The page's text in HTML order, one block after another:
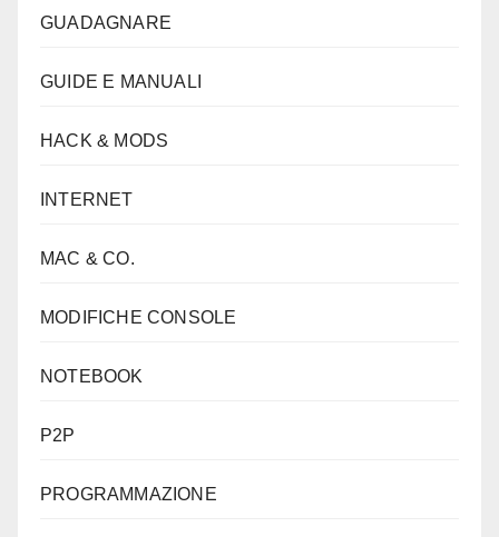
GUADAGNARE
GUIDE E MANUALI
HACK & MODS
INTERNET
MAC & CO.
MODIFICHE CONSOLE
NOTEBOOK
P2P
PROGRAMMAZIONE